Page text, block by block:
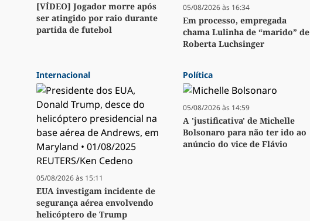
[VÍDEO] Jogador morre após
ser atingido por raio durante
partida de futebol
05/08/2026 às 16:34
Em processo, empregada
chama Lulinha de “marido” de
Roberta Luchsinger
Internacional
05/08/2026 às 15:11
EUA investigam incidente de
segurança aérea envolvendo
helicóptero de Trump
Política
05/08/2026 às 14:59
A 'justificativa' de Michelle
Bolsonaro para não ter ido ao
anúncio do vice de Flávio